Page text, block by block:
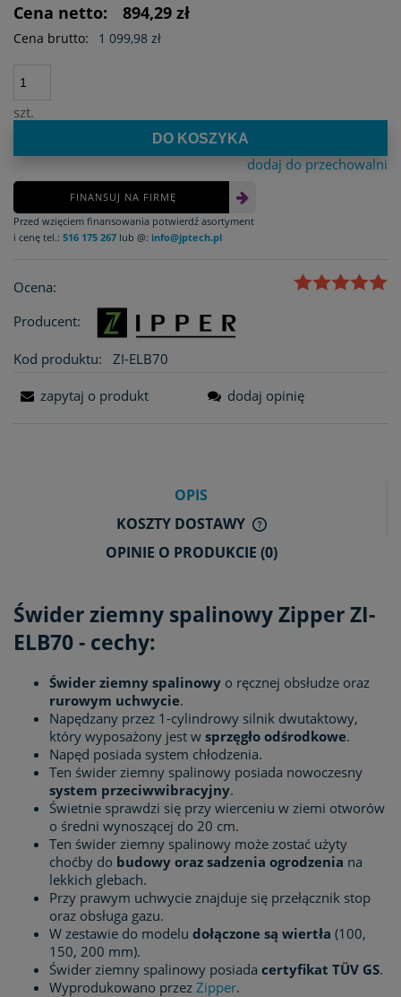
Cena netto: 894,29 zł
Cena brutto: 1 099,98 zł
szt.
DO KOSZYKA
dodaj do przechowalni
FINANSUJ NA FIRMĘ
Przed wzięciem finansowania potwierdź asortyment
i cenę tel.: 516 175 267 lub @: info@jptech.pl
Ocena:
Producent:
Kod produktu: ZI-ELB70
zapytaj o produkt dodaj opinię
OPIS
KOSZTY DOSTAWY
KOSZTÓW PŁATNOŚCI
OPINIE O PRODUKCIE (0)
Świder ziemny spalinowy Zipper ZI-
ELB70 - cechy:
Świder ziemny spalinowy o ręcznej obsłudze oraz
rurowym uchwycie.
Napędzany przez 1-cylindrowy silnik dwutaktowy,
który wyposażony jest w sprzęgło odśrodkowe.
Napęd posiada system chłodzenia.
Ten świder ziemny spalinowy posiada nowoczesny
system przeciwwibracyjny.
Świetnie sprawdzi się przy wierceniu w ziemi otworów
o średni wynoszącej do 20 cm.
Ten świder ziemny spalinowy może zostać użyty
choćby do budowy oraz sadzenia ogrodzenia na
lekkich glebach.
Przy prawym uchwycie znajduje się przełącznik stop
oraz obsługa gazu.
W zestawie do modelu dołączone są wiertła (100,
150, 200 mm).
Świder ziemny spalinowy posiada certyfikat TÜV GS.
Wyprodukowano przez Zipper.